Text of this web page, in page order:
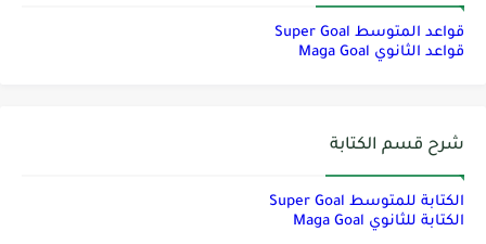
قواعد المتوسط Super Goal
قواعد الثانوي Maga Goal
شرح قسم الكتابة
الكتابة للمتوسط Super Goal
الكتابة للثانوي Maga Goal